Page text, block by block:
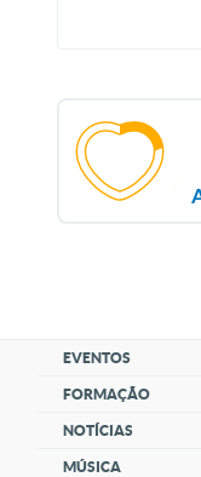
EVENTOS
FORMAÇÃO
NOTÍCIAS
MÚSICA